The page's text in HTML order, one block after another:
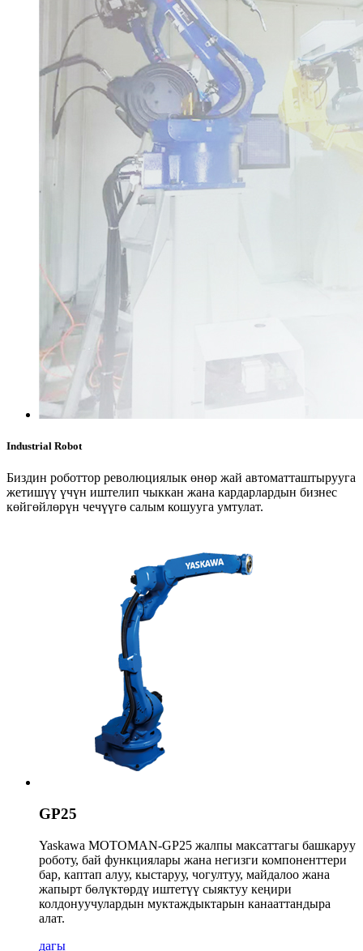
Industrial Robot
Биздин роботтор революциялык өнөр жай автоматташтырууга
жетишүү үчүн иштелип чыккан жана кардарлардын бизнес
көйгөйлөрүн чечүүгө салым кошууга умтулат.
GP25
Yaskawa MOTOMAN-GP25 жалпы максаттагы башкаруу
роботу, бай функциялары жана негизги компоненттери
бар, каптап алуу, кыстаруу, чогултуу, майдалоо жана
жапырт бөлүктөрдү иштетүү сыяктуу кеңири
колдонуучулардын муктаждыктарын канааттандыра
алат.
дагы